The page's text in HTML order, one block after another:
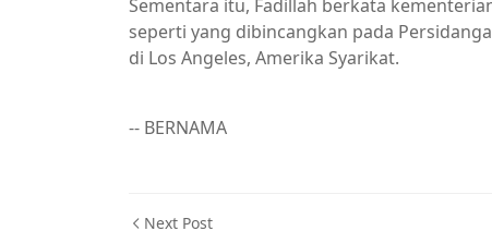
Sementara itu, Fadillah berkata
seperti yang dibincangkan pada
di Los Angeles, Amerika Syarikat.
-- BERNAMA
Next Post